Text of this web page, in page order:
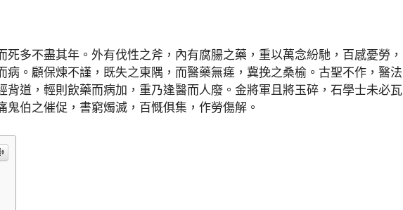
死多不盡其年。外有伐性之斧，內有腐腸之藥，重以萬念紛馳，百感憂勞，
病。顧保煉不謹，既失之東隅，而醫藥無瘥，冀挽之桑榆。古聖不作，醫法
背道，輕則飲藥而病加，重乃逢醫而人廢。金將軍且將玉碎，石學士未必瓦
鬼伯之催促，書窮燭滅，百慨俱集，作勞傷解。